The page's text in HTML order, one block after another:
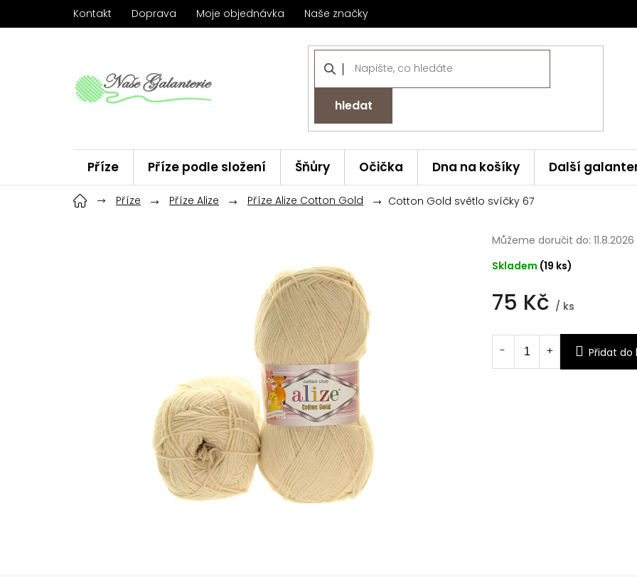
Kontakt Doprava Moje objednávka Naše značky
hledat
Příze Příze podle složení Šňůry Očička Dna na košíky Další
Háčky ChiaoGoo Značky
Příze Příze Alize Příze Alize Cotton Gold Cotton Gold světlo svíčky 67
75 Kč / ks
cena:
Skladem (19 ks)
Můžeme doručit do: 11.8.2026
Přidat do